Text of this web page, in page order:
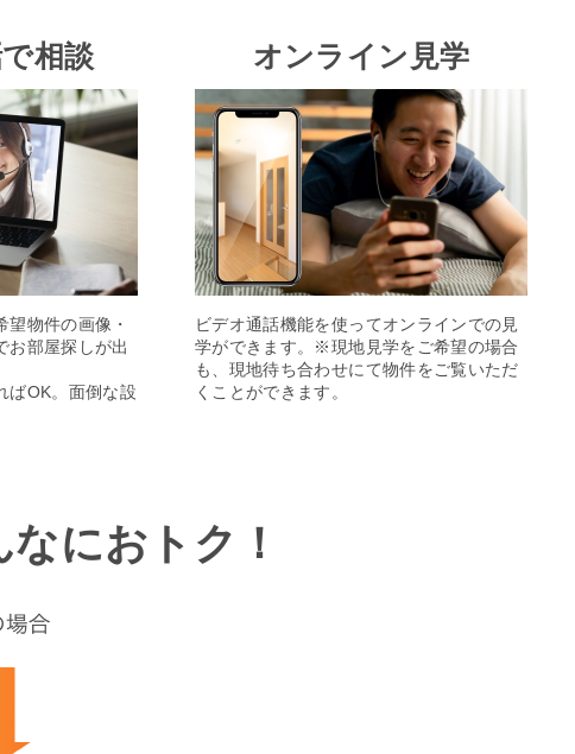
相談
望物件の画像・
お部屋探しが出
ばOK。面倒な設
オンライン見学
ビデオ通話機能を使ってオンラインでの見
学ができます。※現地見学をご希望の場合
も、現地待ち合わせにて物件をご覧いただ
くことができます。
におトク！